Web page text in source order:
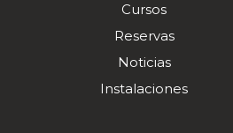
Cursos
Reservas
Noticias
Instalaciones